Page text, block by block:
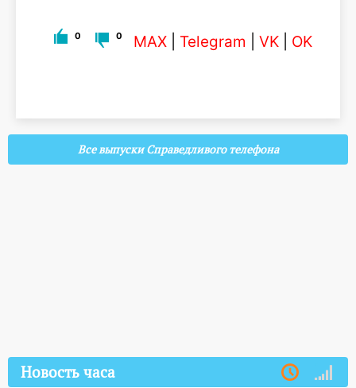
0 0 MAX Telegram VK OK
Все выпуски Справедливого телефона
Новость часа